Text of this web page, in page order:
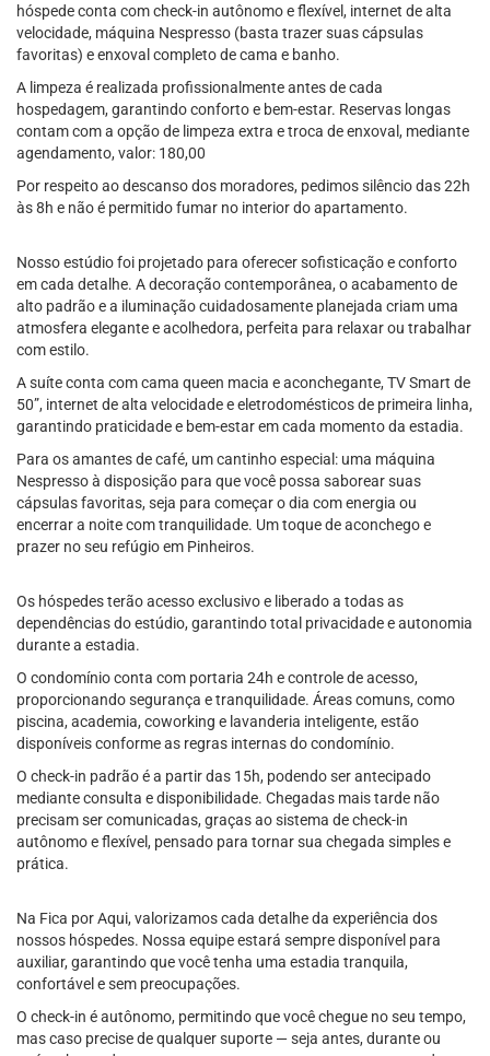
hóspede conta com check-in autônomo e flexível, internet de alta
velocidade, máquina Nespresso (basta trazer suas cápsulas
favoritas) e enxoval completo de cama e banho.
A limpeza é realizada profissionalmente antes de cada
hospedagem, garantindo conforto e bem-estar. Reservas longas
contam com a opção de limpeza extra e troca de enxoval, mediante
agendamento, valor: 180,00
Por respeito ao descanso dos moradores, pedimos silêncio das 22h
às 8h e não é permitido fumar no interior do apartamento.
Nosso estúdio foi projetado para oferecer sofisticação e conforto
em cada detalhe. A decoração contemporânea, o acabamento de
alto padrão e a iluminação cuidadosamente planejada criam uma
atmosfera elegante e acolhedora, perfeita para relaxar ou trabalhar
com estilo.
A suíte conta com cama queen macia e aconchegante, TV Smart de
50”, internet de alta velocidade e eletrodomésticos de primeira linha,
garantindo praticidade e bem-estar em cada momento da estadia.
Para os amantes de café, um cantinho especial: uma máquina
Nespresso à disposição para que você possa saborear suas
cápsulas favoritas, seja para começar o dia com energia ou
encerrar a noite com tranquilidade. Um toque de aconchego e
prazer no seu refúgio em Pinheiros.
Os hóspedes terão acesso exclusivo e liberado a todas as
dependências do estúdio, garantindo total privacidade e autonomia
durante a estadia.
O condomínio conta com portaria 24h e controle de acesso,
proporcionando segurança e tranquilidade. Áreas comuns, como
piscina, academia, coworking e lavanderia inteligente, estão
disponíveis conforme as regras internas do condomínio.
O check-in padrão é a partir das 15h, podendo ser antecipado
mediante consulta e disponibilidade. Chegadas mais tarde não
precisam ser comunicadas, graças ao sistema de check-in
autônomo e flexível, pensado para tornar sua chegada simples e
prática.
Na Fica por Aqui, valorizamos cada detalhe da experiência dos
nossos hóspedes. Nossa equipe estará sempre disponível para
auxiliar, garantindo que você tenha uma estadia tranquila,
confortável e sem preocupações.
O check-in é autônomo, permitindo que você chegue no seu tempo,
mas caso precise de qualquer suporte — seja antes, durante ou